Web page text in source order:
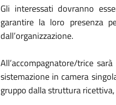
Gli interessati dovranno
garantire la loro presenza
dall’organizzazione.
All’accompagnatore/trice
sistemazione in camera
gruppo dalla struttura